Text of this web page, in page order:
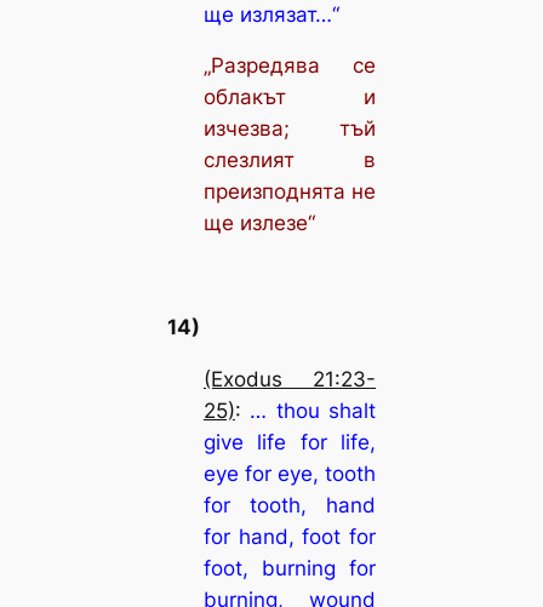
ще излязат…“
„Разредява се
облакът и
изчезва; тъй
слезлият в
преизподнята не
ще излезе“
14)
(Exodus 21:23-
25): … thou shalt
give life for life,
eye for eye, tooth
for tooth, hand
for hand, foot for
foot, burning for
burning, wound